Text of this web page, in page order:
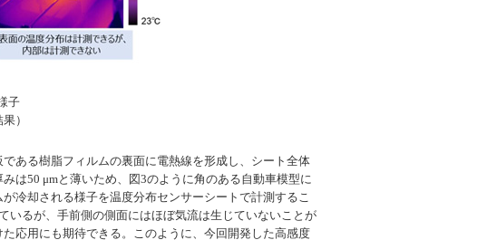
子
）
ある樹脂フィルムの裏面に電熱線を形成し、シート全体
は50 μmと薄いため、図3のように角のある自動車模型に
冷却される様子を温度分布センサーシートで計測するこ
いるが、手前側の側面にはほぼ気流は生じていないことが
応用にも期待できる。このように、今回開発した高感度